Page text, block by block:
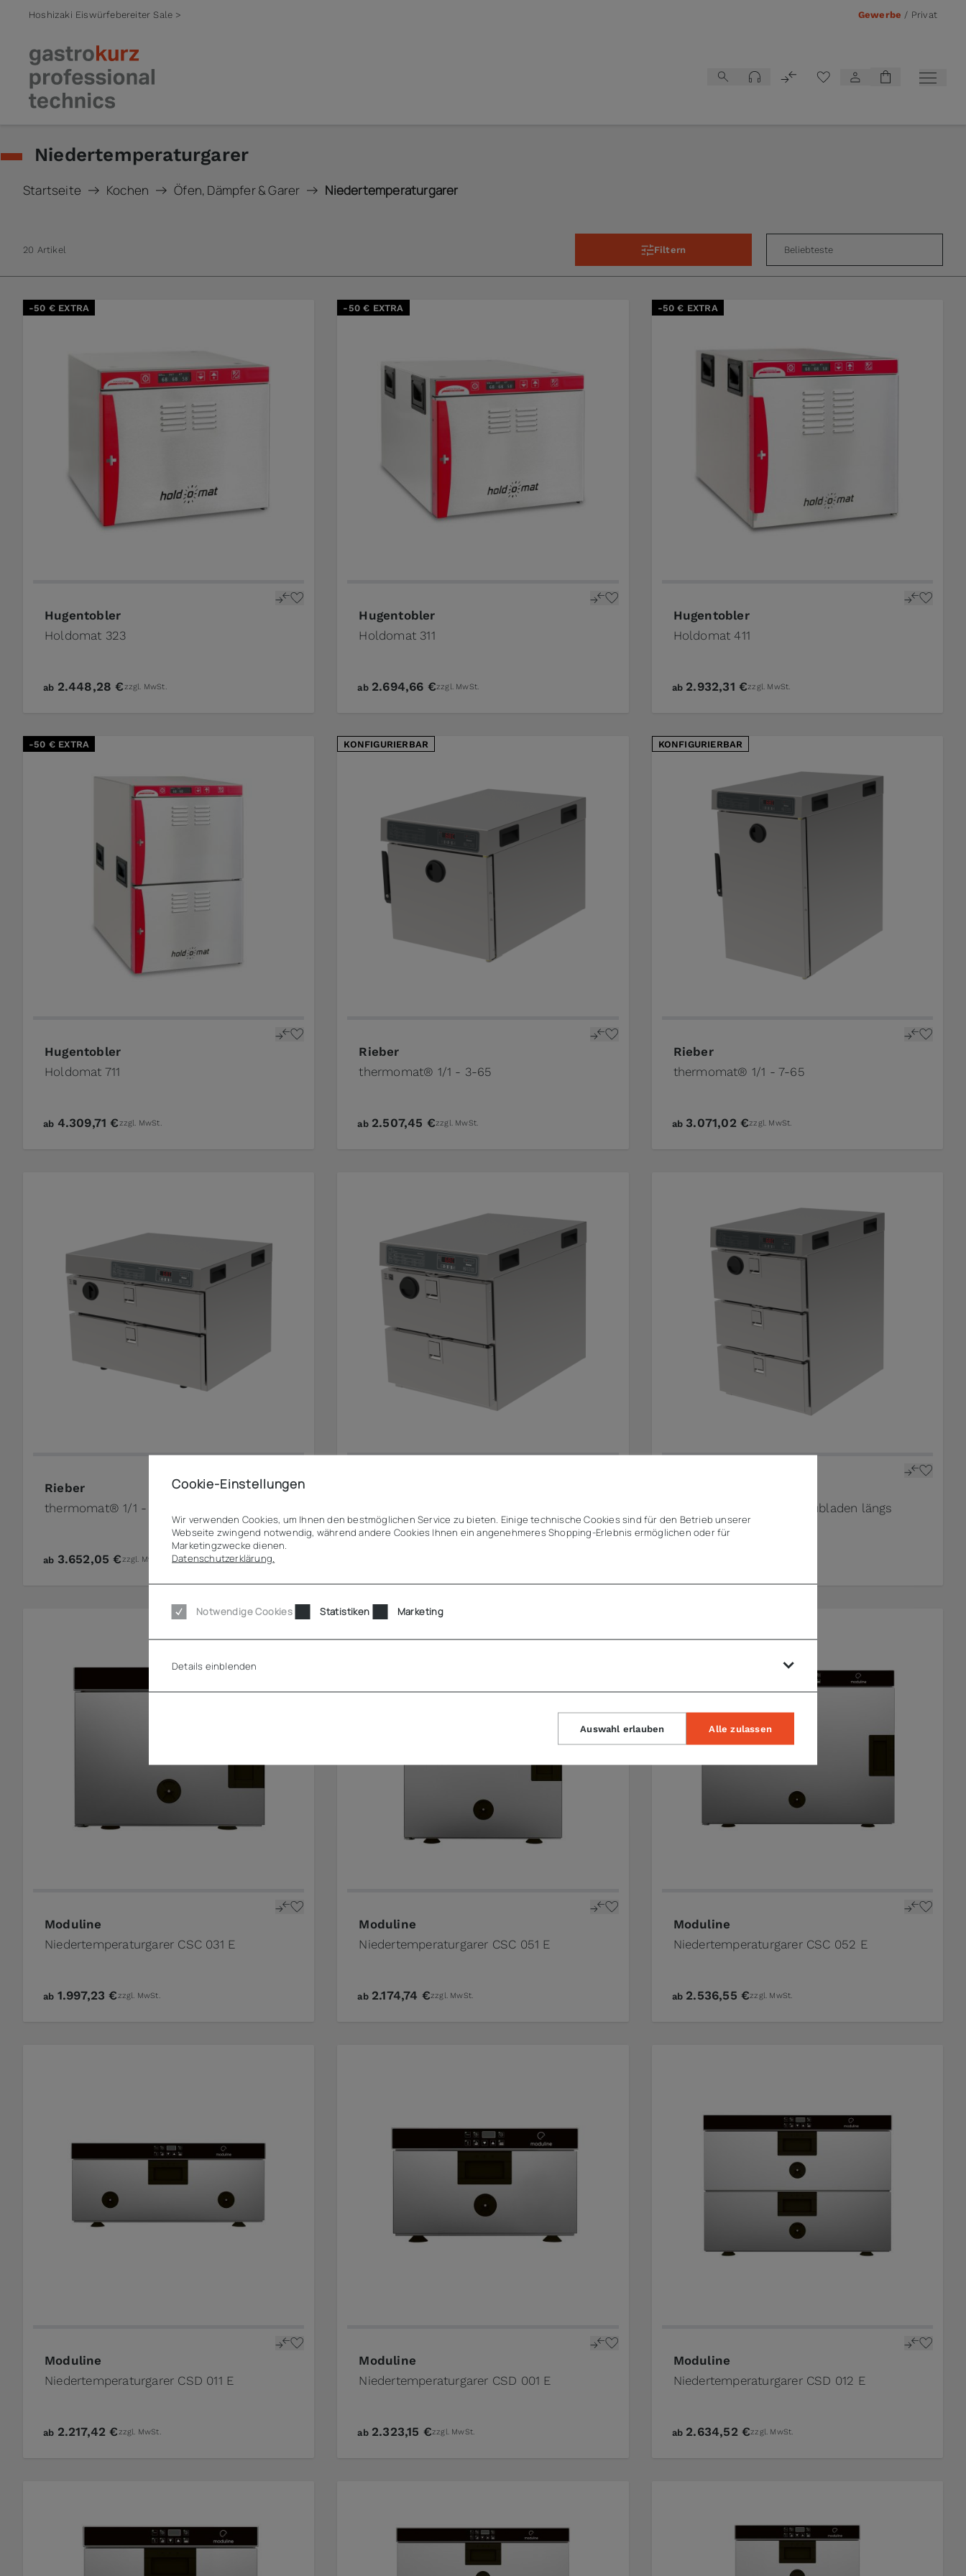
Hoshizaki Eiswürfebereiter Sale > Gewerbe / Privat
Niedertemperaturgarer
Startseite Kochen Öfen, Dämpfer & Garer Niedertemperaturgarer
20 Artikel Filtern
-50 € EXTRA
Hugentobler
Holdomat 323
ab 2.448,28 €zzgl. MwSt.
-50 € EXTRA
Hugentobler
Holdomat 311
ab 2.694,66 €zzgl. MwSt.
-50 € EXTRA
Hugentobler
Holdomat 411
ab 2.932,31 €zzgl. MwSt.
-50 € EXTRA
Hugentobler
Holdomat 711
ab 4.309,71 €zzgl. MwSt.
KONFIGURIERBAR
Rieber
thermomat® 1/1 - 3-65
The price depends on the options chosen on the product page
ab 2.507,45 €zzgl. MwSt.
KONFIGURIERBAR
Rieber
thermomat® 1/1 - 7-65
The price depends on the options chosen on the
ab 3.071,02 €zzgl. MwSt.
Rieber
thermomat® 1/1 - 2 Schubladen quer
ab 3.652,05 €zzgl. MwSt.
thermomat® 1/1 - 3 Schubladen längs
Moduline
Niedertemperaturgarer CSC 031 E
ab 1.997,23 €zzgl. MwSt.
Moduline
Niedertemperaturgarer CSC 051 E
ab 2.174,74 €zzgl. MwSt.
Moduline
Niedertemperaturgarer CSC 052 E
ab 2.536,55 €zzgl. MwSt.
Moduline
Niedertemperaturgarer CSD 011 E
ab 2.217,42 €zzgl. MwSt.
Moduline
Niedertemperaturgarer CSD 001 E
ab 2.323,15 €zzgl. MwSt.
Moduline
Niedertemperaturgarer CSD 012 E
ab 2.634,52 €zzgl. MwSt.
Cookie-Einstellungen
Wir verwenden Cookies, um Ihnen den bestmöglichen Service zu bieten. Einige technische Cookies sind für den Betrieb unserer
Webseite zwingend notwendig, während andere Cookies Ihnen ein angenehmeres Shopping-Erlebnis ermöglichen oder für
Marketingzwecke dienen.
Datenschutzerklärung.
Notwendige Cookies Statistiken Marketing
Details einblenden
Auswahl erlauben Alle zulassen